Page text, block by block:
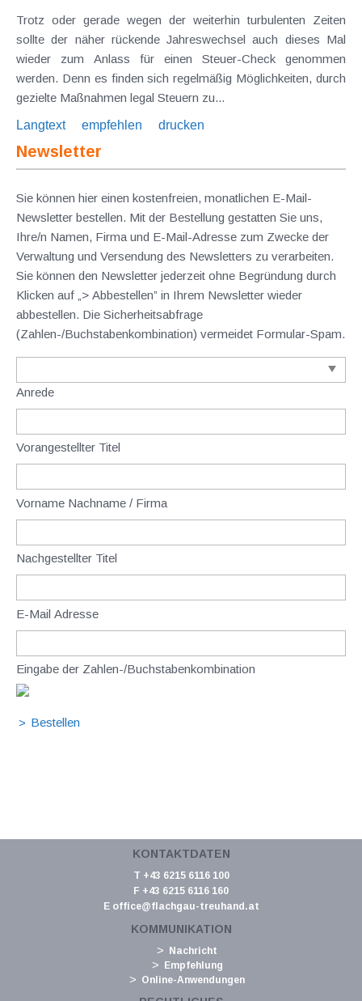
Trotz oder gerade wegen der weiterhin turbulenten Zeiten
sollte der näher rückende Jahreswechsel auch dieses Mal
wieder zum Anlass für einen Steuer-Check genommen
werden. Denn es finden sich regelmäßig Möglichkeiten, durch
gezielte Maßnahmen legal Steuern zu...
Langtext
empfehlen drucken
Newsletter
Sie können hier einen kostenfreien, monatlichen E-Mail-
Newsletter bestellen. Mit der Bestellung gestatten Sie uns,
Ihre/n Namen, Firma und E-Mail-Adresse zum Zwecke der
Verwaltung und Versendung des Newsletters zu verarbeiten.
Sie können den Newsletter jederzeit ohne Begründung durch
Klicken auf „> Abbestellen” in Ihrem Newsletter wieder
abbestellen. Die Sicherheitsabfrage
(Zahlen-/Buchstabenkombination) vermeidet Formular-Spam.
Anrede
Vorangestellter Titel
Vorname Nachname / Firma
Nachgestellter Titel
E-Mail Adresse
Eingabe der Zahlen-/Buchstabenkombination
KONTAKTDATEN
T +43 6215 6116 100
F +43 6215 6116 160
E office@flachgau-treuhand.at
KOMMUNIKATION
Nachricht
Empfehlung
Online-Anwendungen